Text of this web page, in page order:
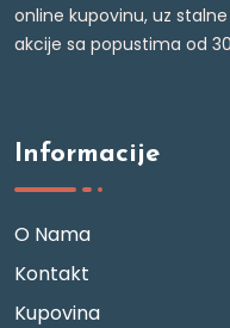
online kupovinu, uz
akcije sa popustima od
Informacije
O Nama
Kontakt
Kupovina